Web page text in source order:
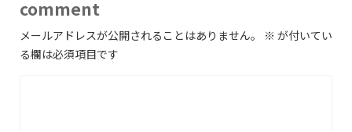
comment
メールアドレスが公開されることはありません。 ※ が付いてい
る欄は必須項目です